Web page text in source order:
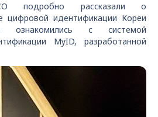
подробно рассказали о
цифровой идентификации Кореи
с системой
MyID, разработанной